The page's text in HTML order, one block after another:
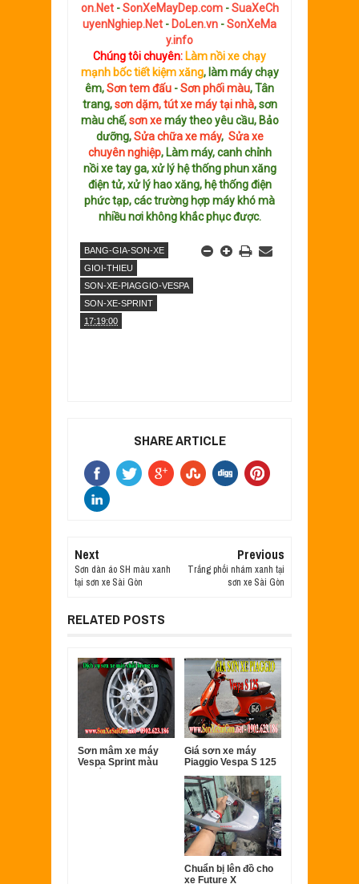
on.Net-SonXeMayDep.com-SuaXeCh
uyenNghiep.Net - DoLen.vn -SonXeMa
y.info
Chúng tôi chuyên: Làm nồi xe chạy
mạnh bốc tiết kiệm xăng, làm máy chạy
êm,Sơn tem đấu -Sơn phối màu, Tân
trang,sơn dặm, tút xe máy tại nhà, sơn
màu chế,sơn xemáy theo yêu cầu, Bảo
dưỡng,Sửa chữa xe máy, Sửa xe
chuyên nghiệp, Làm máy, canh chỉnh
nồi xe tay ga, xử lý hệ thống phun xăng
điện tử, xử lý hao xăng, hệ thống điện
phức tạp, các trường hợp máy khó mà
nhiều nơi không khắc phục được.
BANG-GIA-SON-XE
GIOI-THIEU
SON-XE-PIAGGIO-VESPA
SON-XE-SPRINT
17:19:00
SHARE ARTICLE
Next
Sơn dàn áo SH màu xanh
tại sơn xe Sài Gòn
Previous
Trắng phối nhám xanh tại
sơn xe Sài Gòn
RELATED POSTS
Sơn mâm xe máy
Vespa Sprint màu
Giá sơn xe máy
Piaggio Vespa S 125
Chuẩn bị lên đồ cho
xe Future X